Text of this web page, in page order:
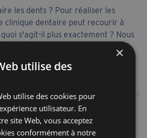
les dents ? Pour réaliser les
clinique dentaire peut recourir à
s'agit-il plus exactement ? Nous
dans cet article.
facette dentaire ?
de vos dents ? La facette
×
utilise des
utilise des cookies pour
utilisateur. En
site Web, vous acceptez
conformément à notre